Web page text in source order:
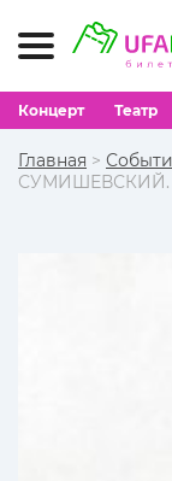
Концерт Театр
Главная >
СУМИШЕВСКИЙ.